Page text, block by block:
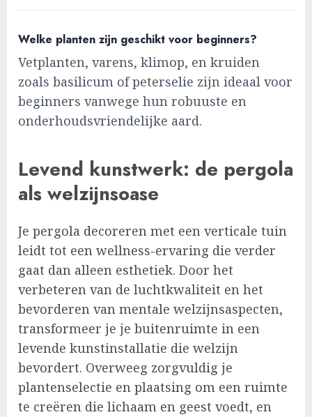
Welke planten zijn geschikt voor beginners?
Vetplanten, varens, klimop, en kruiden
zoals basilicum of peterselie zijn ideaal voor
beginners vanwege hun robuuste en
onderhoudsvriendelijke aard.
Levend kunstwerk: de pergola
als welzijnsoase
Je pergola decoreren met een verticale tuin
leidt tot een wellness-ervaring die verder
gaat dan alleen esthetiek. Door het
verbeteren van de luchtkwaliteit en het
bevorderen van mentale welzijnsaspecten,
transformeer je je buitenruimte in een
levende kunstinstallatie die welzijn
bevordert. Overweeg zorgvuldig je
plantenselectie en plaatsing om een ruimte
te creëren die lichaam en geest voedt, en